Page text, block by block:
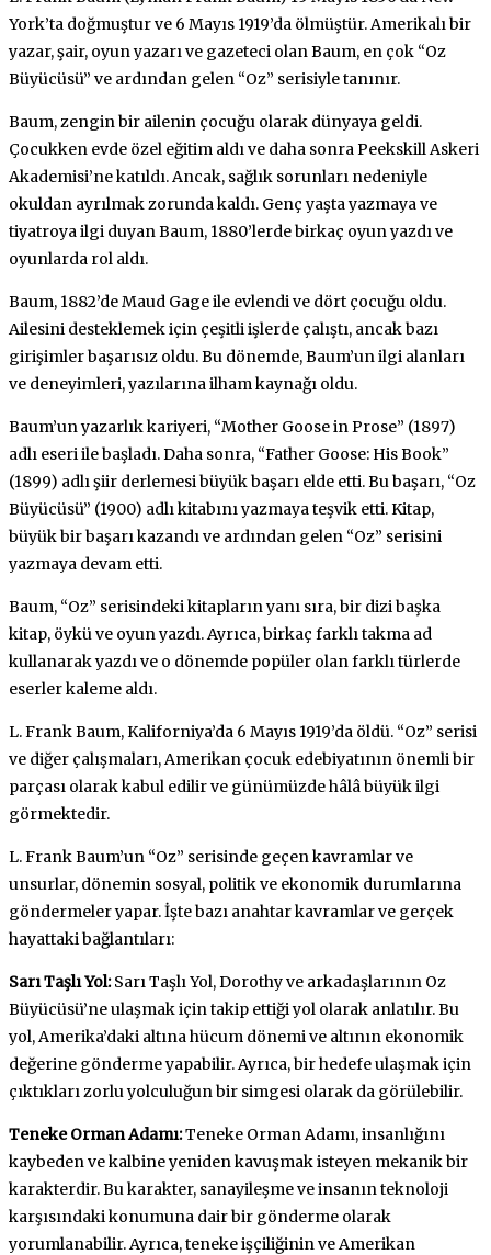
York’ta doğmuştur ve 6 Mayıs 1919’da ölmüştür. Amerikalı bir
yazar, şair, oyun yazarı ve gazeteci olan Baum, en çok “Oz
Büyücüsü” ve ardından gelen “Oz” serisiyle tanınır.
Baum, zengin bir ailenin çocuğu olarak dünyaya geldi.
Çocukken evde özel eğitim aldı ve daha sonra Peekskill Askeri
Akademisi’ne katıldı. Ancak, sağlık sorunları nedeniyle
okuldan ayrılmak zorunda kaldı. Genç yaşta yazmaya ve
tiyatroya ilgi duyan Baum, 1880’lerde birkaç oyun yazdı ve
oyunlarda rol aldı.
Baum, 1882’de Maud Gage ile evlendi ve dört çocuğu oldu.
Ailesini desteklemek için çeşitli işlerde çalıştı, ancak bazı
girişimler başarısız oldu. Bu dönemde, Baum’un ilgi alanları
ve deneyimleri, yazılarına ilham kaynağı oldu.
Baum’un yazarlık kariyeri, “Mother Goose in Prose” (1897)
adlı eseri ile başladı. Daha sonra, “Father Goose: His Book”
(1899) adlı şiir derlemesi büyük başarı elde etti. Bu başarı, “Oz
Büyücüsü” (1900) adlı kitabını yazmaya teşvik etti. Kitap,
büyük bir başarı kazandı ve ardından gelen “Oz” serisini
yazmaya devam etti.
Baum, “Oz” serisindeki kitapların yanı sıra, bir dizi başka
kitap, öykü ve oyun yazdı. Ayrıca, birkaç farklı takma ad
kullanarak yazdı ve o dönemde popüler olan farklı türlerde
eserler kaleme aldı.
L. Frank Baum, Kaliforniya’da 6 Mayıs 1919’da öldü. “Oz” serisi
ve diğer çalışmaları, Amerikan çocuk edebiyatının önemli bir
parçası olarak kabul edilir ve günümüzde hâlâ büyük ilgi
görmektedir.
L. Frank Baum’un “Oz” serisinde geçen kavramlar ve
unsurlar, dönemin sosyal, politik ve ekonomik durumlarına
göndermeler yapar. İşte bazı anahtar kavramlar ve gerçek
hayattaki bağlantıları:
Sarı Taşlı Yol:Sarı Taşlı Yol, Dorothy ve arkadaşlarının Oz
Büyücüsü’ne ulaşmak için takip ettiği yol olarak anlatılır. Bu
yol, Amerika’daki altına hücum dönemi ve altının ekonomik
değerine gönderme yapabilir. Ayrıca, bir hedefe ulaşmak için
çıktıkları zorlu yolculuğun bir simgesi olarak da görülebilir.
Teneke Orman Adamı:Teneke Orman Adamı, insanlığını
kaybeden ve kalbine yeniden kavuşmak isteyen mekanik bir
karakterdir. Bu karakter, sanayileşme ve insanın teknoloji
karşısındaki konumuna dair bir gönderme olarak
yorumlanabilir. Ayrıca, teneke işçiliğinin ve Amerikan